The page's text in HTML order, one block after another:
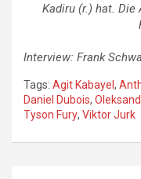
Kadiru (r.) hat. Die
Interview: Frank
Tags: Agit Kabayel ,
Daniel Dubois,
Tyson Fury, Viktor Jurk